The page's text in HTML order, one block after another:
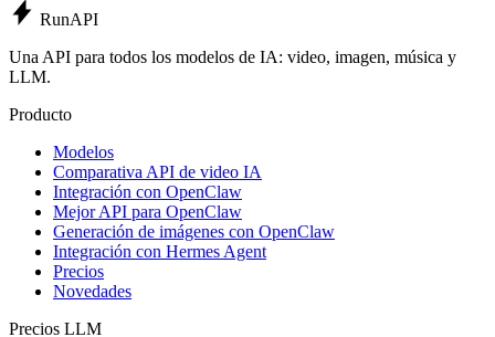
RunAPI
Una API para todos los modelos de IA: video, imagen, música y
LLM.
Producto
Modelos
Comparativa API de video IA
Integración con OpenClaw
Mejor API para OpenClaw
Generación de imágenes con OpenClaw
Integración con Hermes Agent
Precios
Novedades
Precios LLM